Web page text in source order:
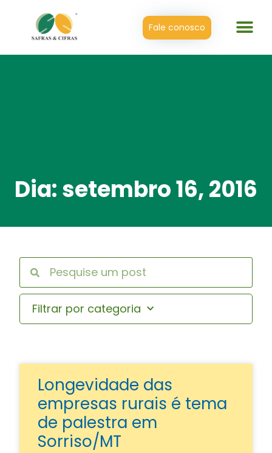
Fale conosco
Dia: setembro 16, 2016
Filtrar por categoria
Longevidade das
empresas rurais é tema
de palestra em
Sorriso/MT